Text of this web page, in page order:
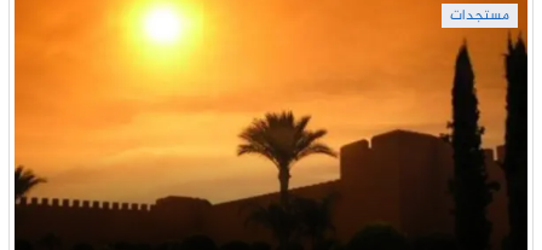
مستجدات